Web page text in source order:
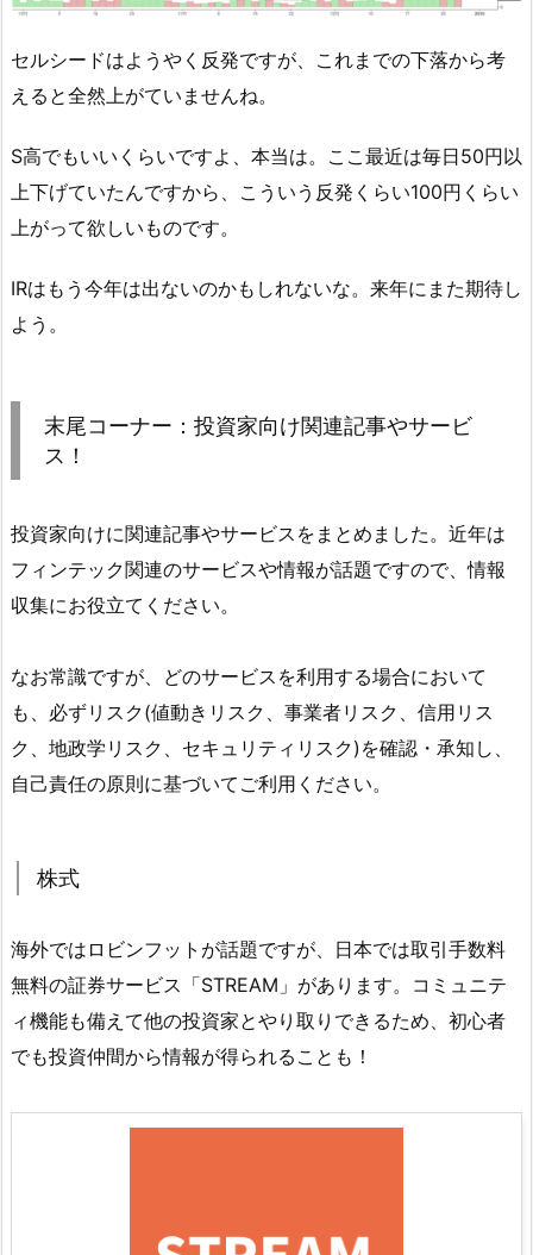
セルシードはようやく反発ですが、これまでの下落から考
えると全然上がていませんね。
S高でもいいくらいですよ、本当は。ここ最近は毎日50円以
上下げていたんですから、こういう反発くらい100円くらい
上がって欲しいものです。
IRはもう今年は出ないのかもしれないな。来年にまた期待し
よう。
末尾コーナー：投資家向け関連記事やサービ
ス！
投資家向けに関連記事やサービスをまとめました。近年は
フィンテック関連のサービスや情報が話題ですので、情報
収集にお役立てください。
なお常識ですが、どのサービスを利用する場合において
も、必ずリスク(値動きリスク、事業者リスク、信用リス
ク、地政学リスク、セキュリティリスク)を確認・承知し、
自己責任の原則に基づいてご利用ください。
株式
海外ではロビンフットが話題ですが、日本では取引手数料
無料の証券サービス「STREAM」があります。コミュニテ
ィ機能も備えて他の投資家とやり取りできるため、初心者
でも投資仲間から情報が得られることも！